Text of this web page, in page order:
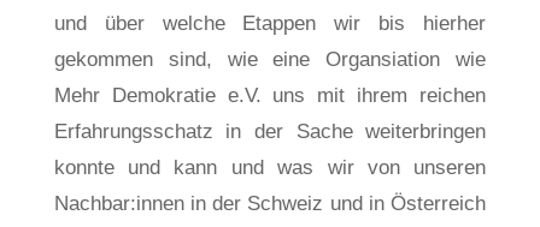
und über welche Etappen wir bis hierher
gekommen sind, wie eine Organsiation wie
Mehr Demokratie e.V. uns mit ihrem reichen
Erfahrungsschatz in der Sache weiterbringen
konnte und kann und was wir von unseren
Nachbar:innen in der Schweiz und in Österreich